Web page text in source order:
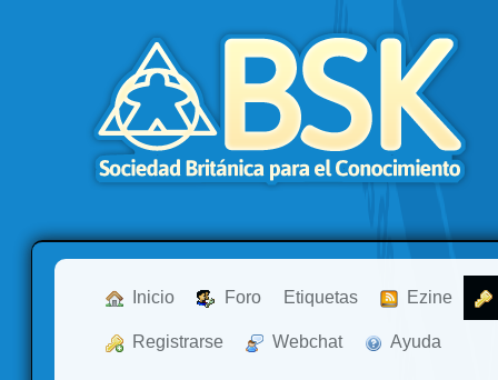
Inicio Foro Etiquetas Ezine
Registrarse Webchat Ayuda